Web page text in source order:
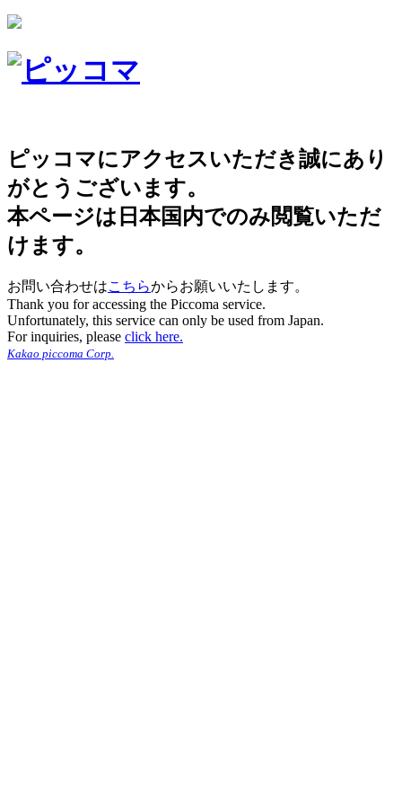
ピッコマにアクセスいただき誠にあり
がとうございます。
本ページは日本国内でのみ閲覧いただ
けます。
お問い合わせはこちらからお願いいたします。
Thank you for accessing the Piccoma service.
Unfortunately, this service can only be used from Japan.
For inquiries, please click here.
Kakao piccoma Corp.